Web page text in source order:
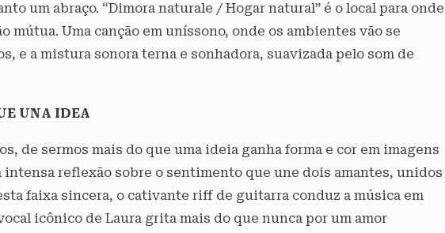
um abraço. “Dimora naturale / Hogar natural” é o local para onde
mútua. Uma canção em uníssono, onde os ambientes vão se
e a mistura sonora terna e sonhadora, suavizada pelo som de
UNA IDEA
de sermos mais do que uma ideia ganha forma e cor em imagens
reflexão sobre o sentimento que une dois amantes, unidos
faixa sincera, o cativante riff de guitarra conduz a música em
icônico de Laura grita mais do que nunca por um amor